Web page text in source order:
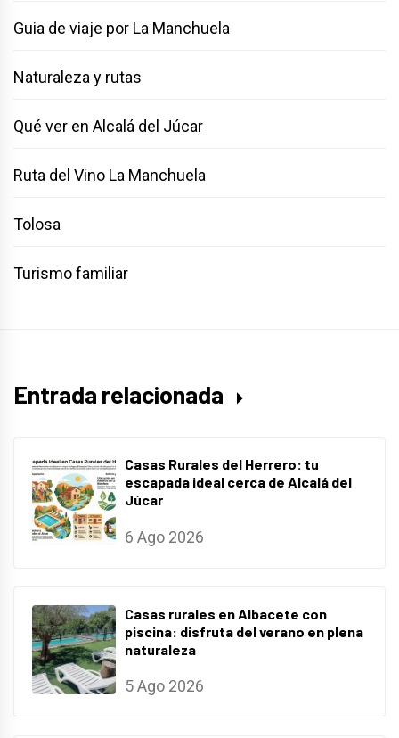
Guia de viaje por La Manchuela
Naturaleza y rutas
Qué ver en Alcalá del Júcar
Ruta del Vino La Manchuela
Tolosa
Turismo familiar
Entrada relacionada
Casas Rurales del Herrero: tu
escapada ideal cerca de Alcalá del
Júcar
6 Ago 2026
Casas rurales en Albacete con
piscina: disfruta del verano en plena
naturaleza
5 Ago 2026